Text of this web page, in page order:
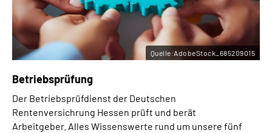
Betriebsprüfung
Der Betriebsprüfdienst der Deutschen
Rentenversichrung Hessen prüft und berät
Arbeitgeber. Alles Wissenswerte rund um unsere fünf
Quelle:AdobeStock_685209015